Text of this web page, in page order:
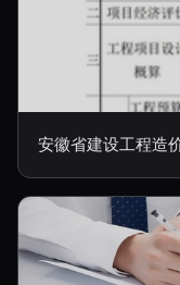
安徽省建设工程造